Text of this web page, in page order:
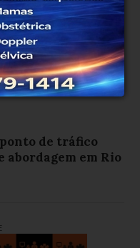
da Justiça
de tráfico
em Rio